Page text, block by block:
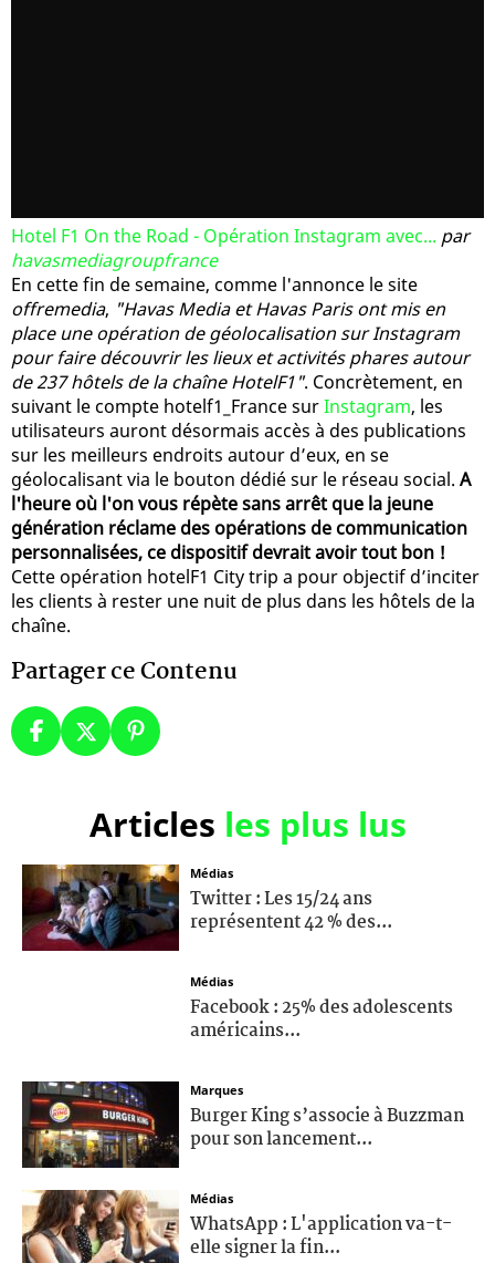
Hotel F1 On the Road - Opération Instagram avec... par
havasmediagroupfrance
En cette fin de semaine, comme l'annonce le site
offremedia, "Havas Media et Havas Paris ont mis en
place une opération de géolocalisation sur Instagram
pour faire découvrir les lieux et activités phares autour
de 237 hôtels de la chaîne HotelF1". Concrètement, en
suivant le compte hotelf1_France surInstagram, les
utilisateurs auront désormais accès à des publications
sur les meilleurs endroits autour d’eux, en se
géolocalisant via le bouton dédié sur le réseau social. A
l'heure où l'on vous répète sans arrêt que la jeune
génération réclame des opérations de communication
personnalisées, ce dispositif devrait avoir tout bon !
Cette opération hotelF1 City trip a pour objectif d’inciter
les clients à rester une nuit de plus dans les hôtels de la
chaîne.
Partager ce Contenu
Articles les plus lus
Médias
Twitter : Les 15/24 ans
représentent 42 % des...
Médias
Facebook : 25% des adolescents
américains...
Marques
Burger King s’associe à Buzzman
pour son lancement...
Médias
WhatsApp : L'application va-t-
elle signer la fin...